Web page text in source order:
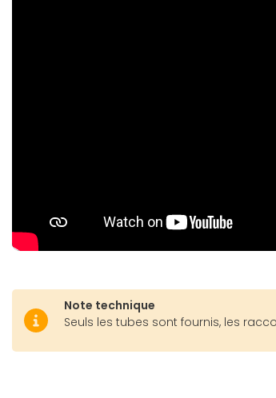
Note technique
Seuls les tubes sont fournis, les